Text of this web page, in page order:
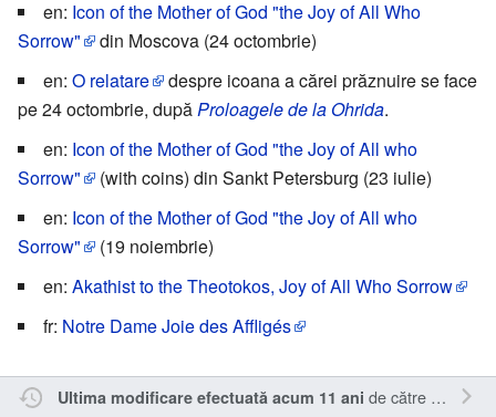
en: Icon of the Mother of God "the Joy of All Who
Sorrow"
din Moscova (24 octombrie)
en: O relatare
despre icoana a cărei prăznuire se face
pe 24 octombrie, dupăProloagele de la Ohrida.
en: Icon of the Mother of God "the Joy of All who
Sorrow"
(with coins) din Sankt Petersburg (23 iulie)
en: Icon of the Mother of God "the Joy of All who
Sorrow"
(19 noiembrie)
en: Akathist to the Theotokos, Joy of All Who Sorrow
fr: Notre Dame Joie des Affligés
Ultima modificare efectuată acum 11 ani de către